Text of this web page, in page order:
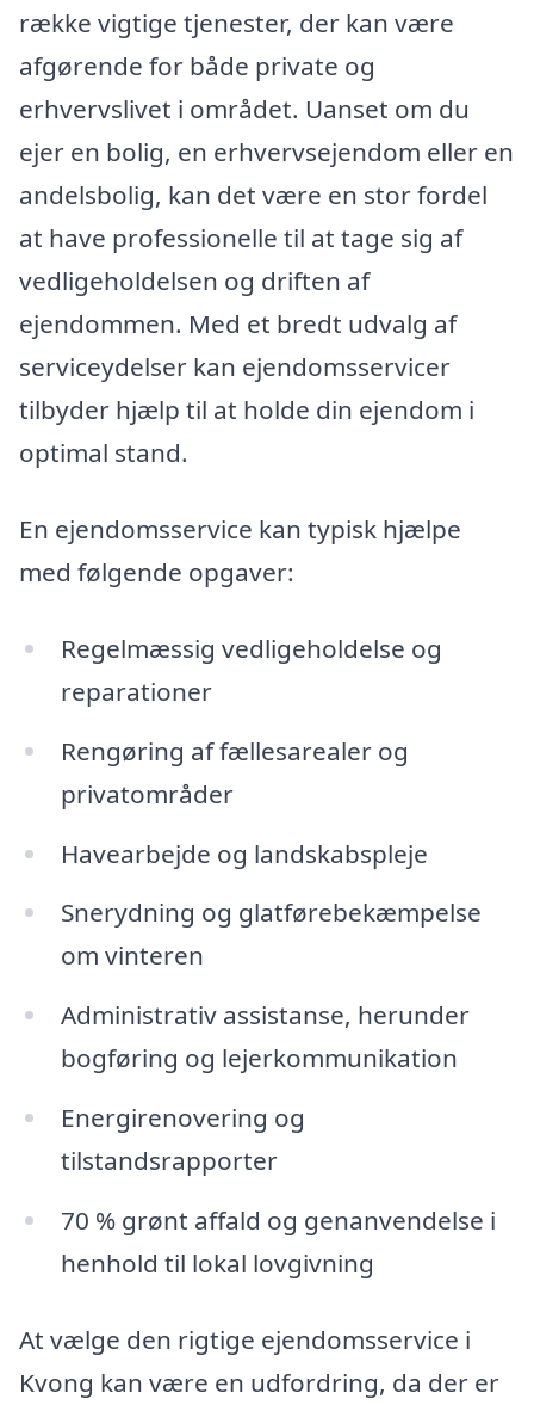
række vigtige tjenester, der kan være
afgørende for både private og
erhvervslivet i området. Uanset om du
ejer en bolig, en erhvervsejendom eller en
andelsbolig, kan det være en stor fordel
at have professionelle til at tage sig af
vedligeholdelsen og driften af
ejendommen. Med et bredt udvalg af
serviceydelser kan ejendomsservicer
tilbyder hjælp til at holde din ejendom i
optimal stand.
En ejendomsservice kan typisk hjælpe
med følgende opgaver:
Regelmæssig vedligeholdelse og
reparationer
Rengøring af fællesarealer og
privatområder
Havearbejde og landskabspleje
Snerydning og glatførebekæmpelse
om vinteren
Administrativ assistanse, herunder
bogføring og lejerkommunikation
Energirenovering og
tilstandsrapporter
70 % grønt affald og genanvendelse i
henhold til lokal lovgivning
At vælge den rigtige ejendomsservice i
Kvong kan være en udfordring, da der er